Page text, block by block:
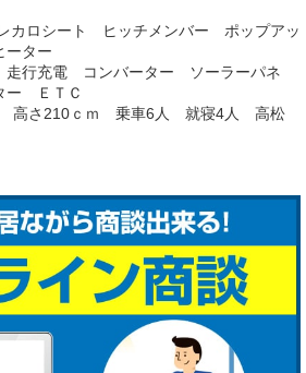
カロシート ヒッチメンバー ポップアッ
ター
走行充電 コンバーター ソーラーパネ
ー ＥＴＣ
高さ210ｃｍ 乗車6人 就寝4人 高松